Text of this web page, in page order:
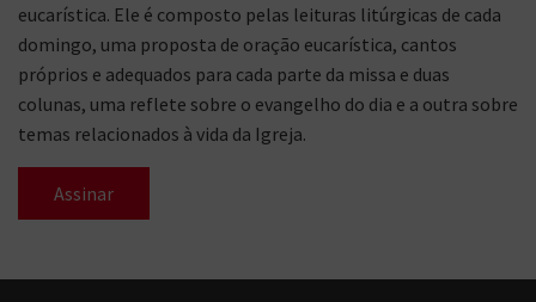
eucarística. Ele é composto pelas leituras litúrgicas de cada
domingo, uma proposta de oração eucarística, cantos
próprios e adequados para cada parte da missa e duas
colunas, uma reflete sobre o evangelho do dia e a outra sobre
temas relacionados à vida da Igreja.
Assinar